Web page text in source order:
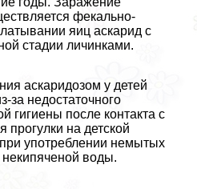
фекально-
яиц аскарид с
стадии личинками.
аскаридозом у детей
за недостаточного
гигиены после контакта с
прогулки на детской
употрeблении немытых
воды.